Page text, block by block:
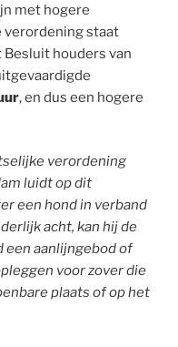
met hogere
verordening staat
houders van
, en dus een hogere
verordening
luidt op dit
een hond in verband
acht, kan hij de
een aanlijngebod of
voor zover die
plaats of op het